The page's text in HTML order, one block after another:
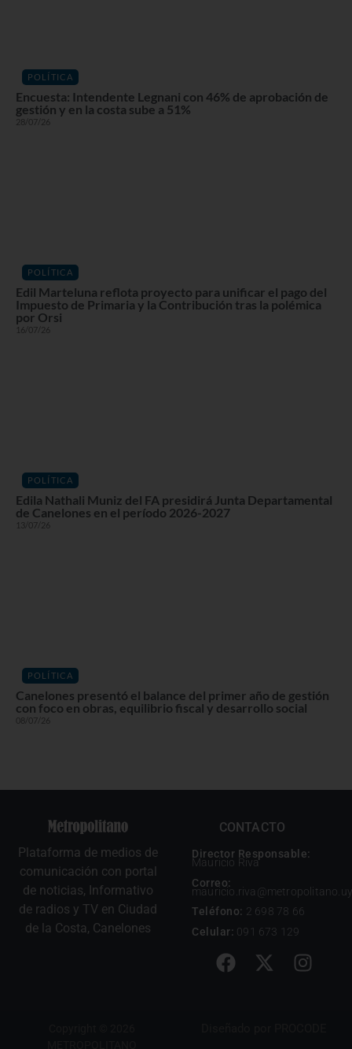
POLÍTICA
Encuesta: Intendente Legnani con 46% de aprobación de
gestión y en la costa sube a 51%
28/07/26
POLÍTICA
Edil Marteluna reflota proyecto para unificar el pago del
Impuesto de Primaria y la Contribución tras la polémica
por Orsi
16/07/26
POLÍTICA
Edila Nathali Muniz del FA presidirá Junta Departamental
de Canelones en el período 2026-2027
13/07/26
POLÍTICA
Canelones presentó el balance del primer año de gestión
con foco en obras, equilibrio fiscal y desarrollo social
08/07/26
Plataforma de medios de
comunicación con portal
de noticias, Informativo
de radios y TV en Ciudad
de la Costa, Canelones
CONTACTO
Director Responsable:
Mauricio Riva
Correo:
mauricio.riva@metropolitano.uy
Teléfono: 2 698 78 66
Celular: 091 673 129